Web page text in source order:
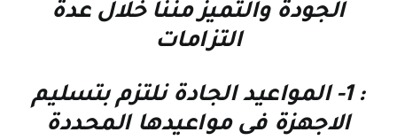
الجودة والتميز مننا خلال عدة
التزامات
: 1-
المواعيد الجادة نلتزم بتسليم
الاجهزة فى مواعيدها المحددة